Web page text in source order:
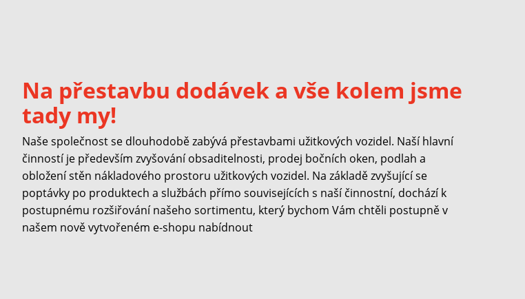
Na přestavbu dodávek a vše kolem jsme
tady my!
Naše společnost se dlouhodobě zabývá přestavbami užitkových vozidel. Naší hlavní
činností je především zvyšování obsaditelnosti, prodej bočních oken, podlah a
obložení stěn nákladového prostoru užitkových vozidel. Na základě zvyšující se
poptávky po produktech a službách přímo souvisejících s naší činnostní, dochází k
postupnému rozšiřování našeho sortimentu, který bychom Vám chtěli postupně v
našem nově vytvořeném e-shopu nabídnout